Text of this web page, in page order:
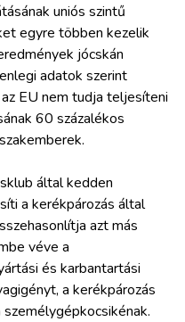
uniós szintű
egyre többen kezelik
jócskán
adatok szerint
EU nem tudja teljesíteni
60 százalékos
által kedden
a kerékpározás által
azt más
véve a
és karbantartási
a kerékpározás